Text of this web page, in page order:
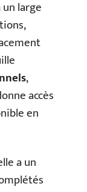
large
,
accès
en
a un